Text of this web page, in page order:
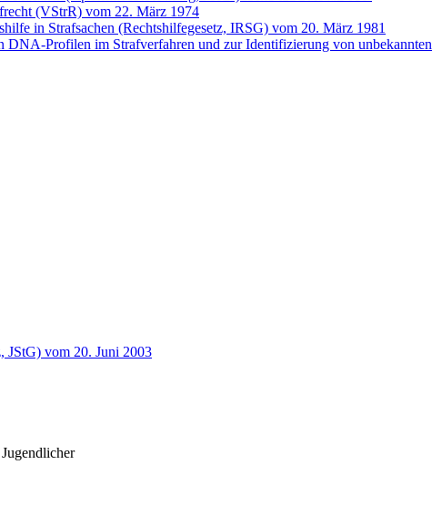
(VStrR) vom 22. März 1974
in Strafsachen (Rechtshilfegesetz, IRSG) vom 20. März 1981
DNA-Profilen im Strafverfahren und zur Identifizierung von
JStG) vom 20. Juni 2003